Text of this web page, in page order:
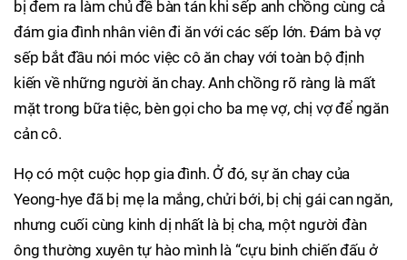
bị đem ra làm chủ đề bàn tán khi sếp anh chồng cùng cả
đám gia đình nhân viên đi ăn với các sếp lớn. Đám bà vợ
sếp bắt đầu nói móc việc cô ăn chay với toàn bộ định
kiến về những người ăn chay. Anh chồng rõ ràng là mất
mặt trong bữa tiệc, bèn gọi cho ba mẹ vợ, chị vợ để ngăn
cản cô.
Họ có một cuộc họp gia đình. Ở đó, sự ăn chay của
Yeong-hye đã bị mẹ la mắng, chửi bới, bị chị gái can ngăn,
nhưng cuối cùng kinh dị nhất là bị cha, một người đàn
ông thường xuyên tự hào mình là “cựu binh chiến đấu ở